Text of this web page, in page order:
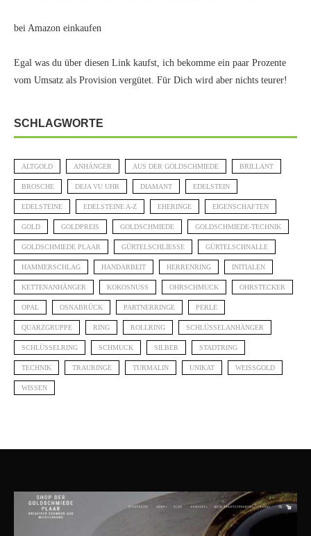
bei Amazon einkaufen
Egal was du über diesen Link kaufst, ich bekomme ein paar Prozente
vom Umsatz als Provision vergütet. Für Dich wird aber nichts teurer!
SCHLAGWORTE
ALTGOLD ANHÄNGER AUS DER GOLDSCHMIEDE BRILLANT
BROSCHE DEJA VU UHR DIAMANT EDELSTEIN
EDELSTEINE EDELSTEINE A-Z EHERINGE EIGENSCHAFTEN
GOLD GOLDPREIS GOLDSCHMIEDE GOLDSCHMIEDE-TECHNIK
GOLDSCHMIEDE PLAAR GÜRTELSCHLIESSE GÜRTELSCHNALLE
HAMMERSCHLAG HANDARBEIT HERRENRING INITIALEN
KETTENANHÄNGER KOKOSNUSS OHRSCHMUCK OHRSTECKER
OPAL OSNABRÜCK PARTNERRINGE PERLE
QUARZGRUPPE RING ROLLRING SCHLÜSSELANHÄNGER
SCHLÜSSELRING SCHMUCK SILBER STADTRING
TECHNIK TRAURINGE TURMALIN UNIKAT WEISSGOLD
WISSEN